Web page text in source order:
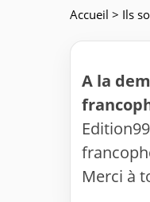
Accueil > Ils
A la
Merci à